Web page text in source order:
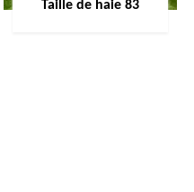
Taille de haie 83